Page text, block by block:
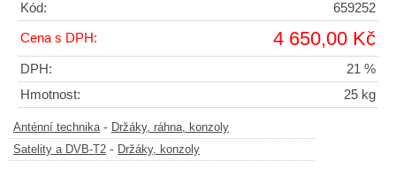
Kód: 659252
Cena s DPH: 4 650,00 Kč
DPH:
21 %
Hmotnost:
25 kg
Anténní technika- Držáky, ráhna, konzoly
Satelity a DVB-T2 - Držáky, konzoly